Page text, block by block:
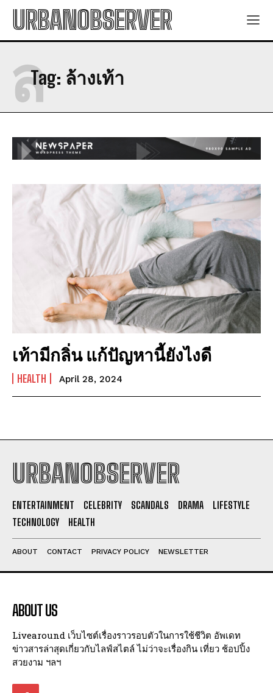
I WANT IN
I've read and accept the
URBANOBSERVER
Tag: ล้างเท้า
ล
เท้ามีกลิ่น แก้ปัญหานี้ยังไงดี
HEALTH April 28, 2024
URBANOBSERVER
ENTERTAINMENT CELEBRITY SCANDALS DRAMA
LIFESTYLE
TECHNOLOGY
HEALTH
ABOUT CONTACT PRIVACY POLICY NEWSLETTER
ABOUT US
Livearound เว็บไซต์เรื่องราวรอบตัวในการใช้ชีวิต อัพเดท
ข่าวสารล่าสุดเกี่ยวกับไลฟ์สไตล์ ไม่ว่าจะเรื่องกิน เที่ยว ช้อปปิ้ง
สวยงาม ฯลฯ